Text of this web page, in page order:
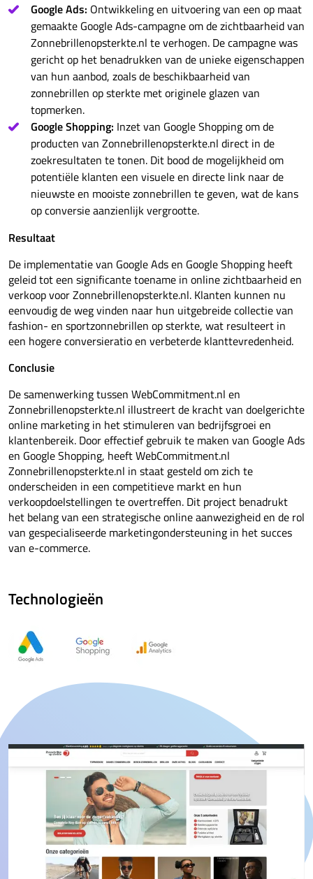
Google Ads: Ontwikkeling en uitvoering van een op maat
gemaakte Google Ads-campagne om de zichtbaarheid van
Zonnebrillenopsterkte.nl te verhogen. De campagne was
gericht op het benadrukken van de unieke eigenschappen
van hun aanbod, zoals de beschikbaarheid van
zonnebrillen op sterkte met originele glazen van
topmerken.
Google Shopping: Inzet van Google Shopping om de
producten van Zonnebrillenopsterkte.nl direct in de
zoekresultaten te tonen. Dit bood de mogelijkheid om
potentiële klanten een visuele en directe link naar de
nieuwste en mooiste zonnebrillen te geven, wat de kans
op conversie aanzienlijk vergrootte.
Resultaat
De implementatie van Google Ads en Google Shopping heeft
geleid tot een significante toename in online zichtbaarheid en
verkoop voor Zonnebrillenopsterkte.nl. Klanten kunnen nu
eenvoudig de weg vinden naar hun uitgebreide collectie van
fashion- en sportzonnebrillen op sterkte, wat resulteert in
een hogere conversieratio en verbeterde klanttevredenheid.
Conclusie
De samenwerking tussen WebCommitment.nl en
Zonnebrillenopsterkte.nl illustreert de kracht van doelgerichte
online marketing in het stimuleren van bedrijfsgroei en
klantenbereik. Door effectief gebruik te maken van Google Ads
en Google Shopping, heeft WebCommitment.nl
Zonnebrillenopsterkte.nl in staat gesteld om zich te
onderscheiden in een competitieve markt en hun
verkoopdoelstellingen te overtreffen. Dit project benadrukt
het belang van een strategische online aanwezigheid en de rol
van gespecialiseerde marketingondersteuning in het succes
van e-commerce.
Technologieën